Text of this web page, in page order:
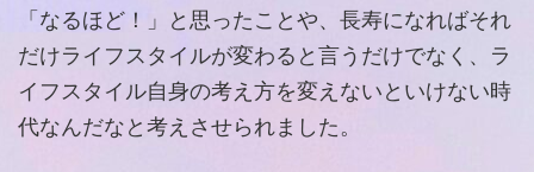
「なるほど！」と思ったことや、長寿になればそれ
だけライフスタイルが変わると言うだけでなく、ラ
イフスタイル自身の考え方を変えないといけない時
代なんだなと考えさせられました。